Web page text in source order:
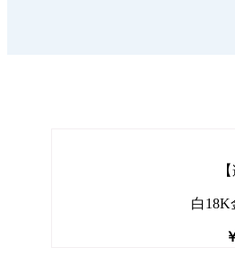
白18K